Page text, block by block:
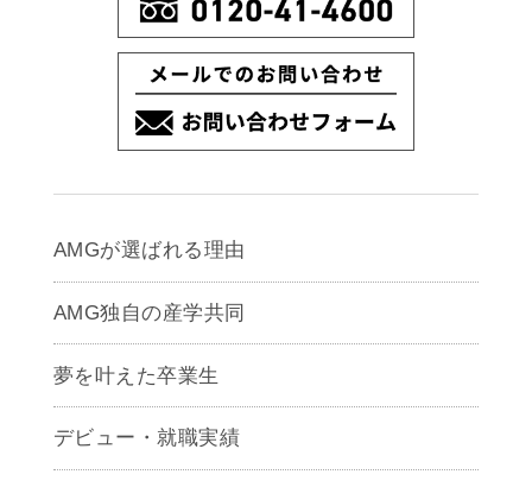
AMGが選ばれる理由
AMG独自の産学共同
夢を叶えた卒業生
デビュー・就職実績